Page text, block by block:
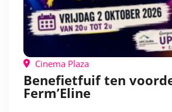
Cinema Plaza
Benefietfuif ten
Ferm’Eline